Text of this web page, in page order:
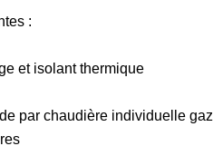
:
et isolant thermique
par chaudière individuelle gaz